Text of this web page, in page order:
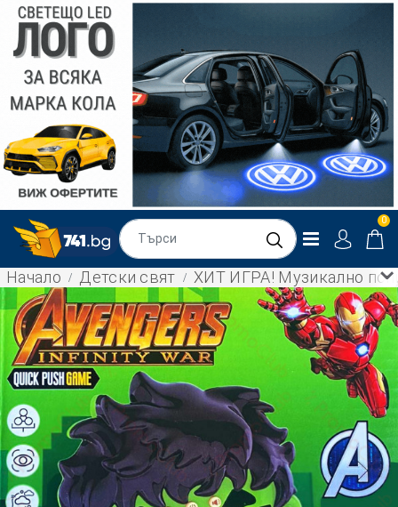
0
Начало Детски свят ХИТ ИГРА! Музикално